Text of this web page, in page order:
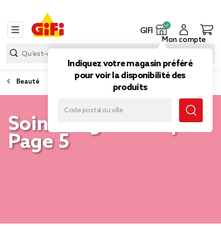
GIFI
Indiquez votre magasin préféré
pour voir la disponibilité des
produits
Mon compte
Beauté
Soin visage et corps -
Page 5